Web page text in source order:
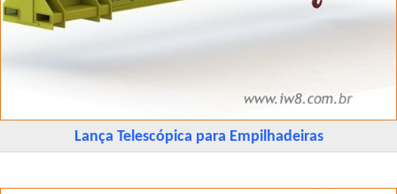
Lança Telescópica para Empilhadeiras